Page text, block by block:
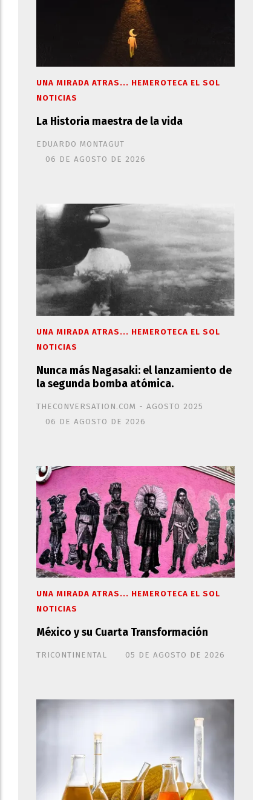
La Historia maestra de la vida
EDUARDO MONTAGUT
UNA MIRADA ATRAS... HEMEROTECA EL SOL
NOTICIAS
06 DE AGOSTO DE 2026
Nunca más Nagasaki: el lanzamiento de
la segunda bomba atómica.
THECONVERSATION.COM - AGOSTO 2025
UNA MIRADA ATRAS... HEMEROTECA EL SOL
NOTICIAS
06 DE AGOSTO DE 2026
México y su Cuarta Transformación
TRICONTINENTAL
UNA MIRADA ATRAS... HEMEROTECA EL SOL
NOTICIAS
05 DE AGOSTO DE 2026